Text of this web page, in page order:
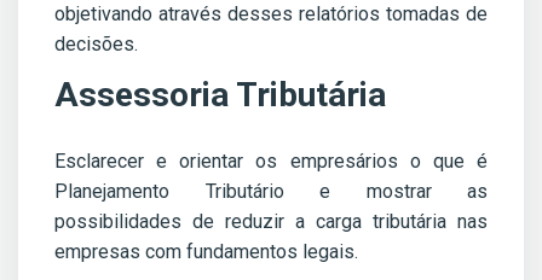
objetivando através desses relatórios tomadas de
decisões.
Assessoria Tributária
Esclarecer e orientar os empresários o que é
Planejamento Tributário e mostrar as
possibilidades de reduzir a carga tributária nas
empresas com fundamentos legais.